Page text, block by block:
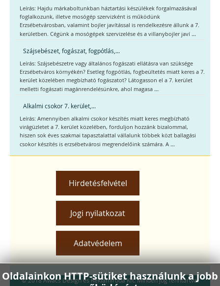
Leírás: Hajdu márkaboltunkban háztartási készülékek forgalmazásával
foglalkozunk, illetve mosógép szervizként is működünk
Erzsébetvárosban, valamint bojler javítással is rendelkezésre állunk a 7.
kerületben. Cégünk a mosógépek szervizelése és a villanybojler javí ...
Szájsebészet, fogászat, fogpótlás,...
Leírás: Szájsebészetre vagy általános fogászati ellátásra van szüksége
Erzsébetváros környékén? Esetleg fogpótlás, fogbeültetés miatt keres a 7.
kerület közelében megbízható fogászatot? Látogasson el a 7. kerület
melletti fogászati magánrendelésünkre, ahol magasa ...
Alkalmi csokor 7. kerület,...
Leírás: Amennyiben alkalmi csokor készítés miatt keres megbízható
virágüzletet a 7. kerület közelében, forduljon hozzánk bizalommal,
hiszen sok éves szakmai tapasztalattal vállalunk többek közt ballagási
csokor készítés is erzsébetvárosi megrendelőink számára. A ...
Hirdetésfelvétel
Jogi nyilatkozat
Adatvédelem
Oldalainkon HTTP-sütiket használunk a jobb
© 2018 Awacs Design és Reklámiroda Kft. Minden jog fenntartva.